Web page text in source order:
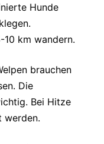
Hunde
km wandern.
brauchen
Die
Bei Hitze
werden.